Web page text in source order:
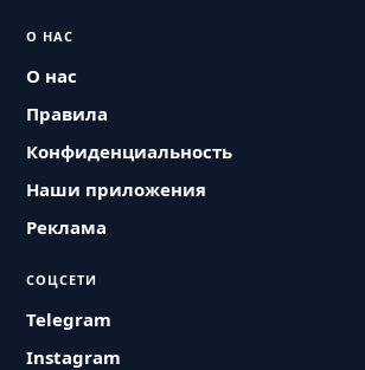
О НАС
О нас
Правила
Конфиденциальность
Наши приложения
Реклама
СОЦСЕТИ
Telegram
Instagram